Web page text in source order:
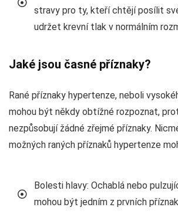
stravy pro ty, kteří chtějí posílit
udržet krevní tlak v normálním
Jaké jsou časné příznaky?
Rané příznaky hypertenze, neboli
mohou být někdy obtížné rozpoznat,
nezpůsobují žádné zřejmé příznaky.
možných raných příznaků hypertenze
Bolesti hlavy: Ochablá nebo
mohou být jedním z prvních